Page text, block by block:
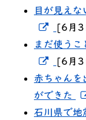
目が見えな
新し
[6月3
まだ使う
新し
[6月3
赤ちゃんを
ができた
石川県で地